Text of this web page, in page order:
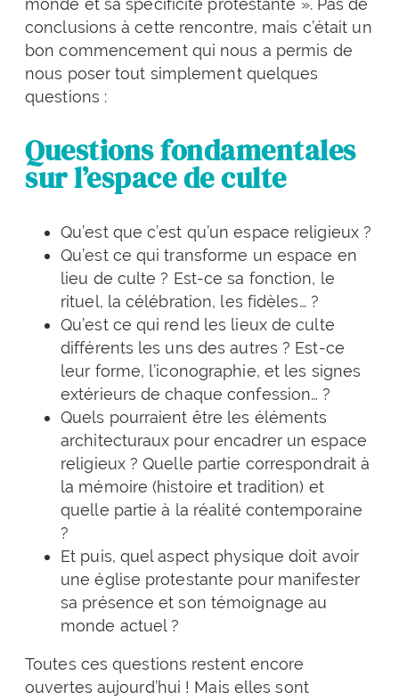
monde et sa spécificité protestante ». Pas de
conclusions à cette rencontre, mais c’était un
bon commencement qui nous a permis de
nous poser tout simplement quelques
questions :
Questions fondamentales
sur l’espace de culte
Qu’est que c’est qu’un espace religieux ?
Qu’est ce qui transforme un espace en
lieu de culte ? Est-ce sa fonction, le
rituel, la célébration, les fidèles… ?
Qu’est ce qui rend les lieux de culte
différents les uns des autres ? Est-ce
leur forme, l’iconographie, et les signes
extérieurs de chaque confession… ?
Quels pourraient être les éléments
architecturaux pour encadrer un espace
religieux ? Quelle partie correspondrait à
la mémoire (histoire et tradition) et
quelle partie à la réalité contemporaine
?
Et puis, quel aspect physique doit avoir
une église protestante pour manifester
sa présence et son témoignage au
monde actuel ?
Toutes ces questions restent encore
ouvertes aujourd’hui ! Mais elles sont